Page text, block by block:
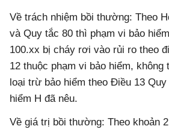
Về trách nhiệm bồi thường: Theo
và Quy tắc 80 thì phạm vi bảo
100.xx bị cháy rơi vào rủi ro theo
12 thuộc phạm vi bảo hiểm,
loại trừ bảo hiểm theo Điều 13
hiểm H đã nêu.
Về giá trị bồi thường: Theo khoản